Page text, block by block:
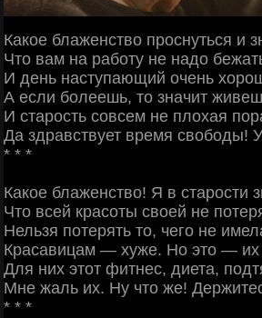
Какое блаженство проснуться и
Что вам на работу не надо
И день наступающий очень
А если болеешь, то значит
И старость совсем не плохая
Да здравствует время свободы!
* * *
Какое блаженство! Я в старости
Что всей красоты своей не
Нельзя потерять то, чего не
Красавицам — хуже. Но это — их
Для них этот фитнес, диета,
Мне жаль их. Ну что же!
* * *